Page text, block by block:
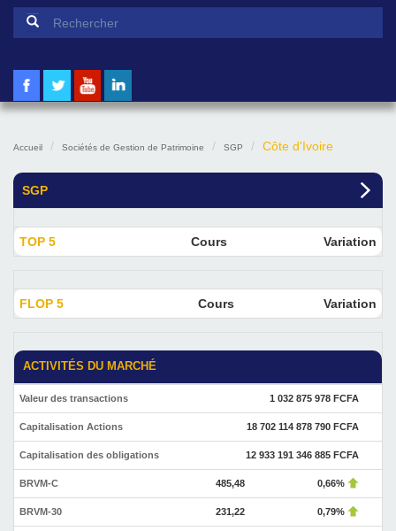
Formulaire de recherche
Accueil Sociétés de Gestion de Patrimoine SGP Côte d'Ivoire
SGP
TOP 5 Cours Variation
FLOP 5 Cours Variation
ACTIVITÉS DU MARCHÉ
Valeur des transactions 1 032 875 978 FCFA
Capitalisation Actions 18 702 114 878 790 FCFA
Capitalisation des obligations 12 933 191 346 885 FCFA
BRVM-C 485,48 0,66%
BRVM-30 231,22 0,79%